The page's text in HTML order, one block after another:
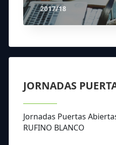
2017/18
JORNADAS
Jornadas Puertas
RUFINO BLANCO